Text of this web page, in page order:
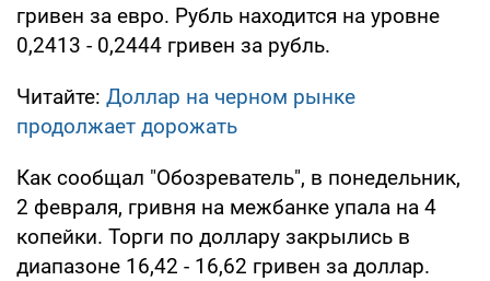
гривен за евро. Рубль находится на уровне
0,2413 - 0,2444 гривен за рубль.
Читайте: Доллар на черном рынке
продолжает дорожать
Как сообщал "Обозреватель", в понедельник,
2 февраля, гривня на межбанке упала на 4
копейки. Торги по доллару закрылись в
диапазоне 16,42 - 16,62 гривен за доллар.